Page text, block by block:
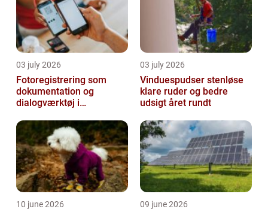
03 july 2026
Fotoregistrering som
dokumentation og
dialogværktøj i
03 july 2026
Vinduespudser stenløse
klare ruder og bedre
udsigt året rundt
10 june 2026 09 june 2026